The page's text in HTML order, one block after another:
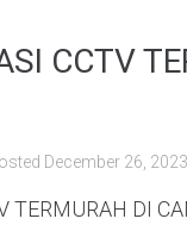
CCTV
December 26, 2023
TERMURAH DI